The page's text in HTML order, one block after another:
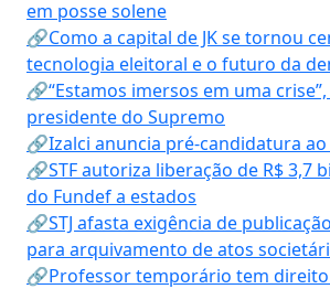
em posse solene
🔗Como a capital de JK se tornou
tecnologia eleitoral e o futuro da
🔗“Estamos imersos em uma
presidente do Supremo
🔗Izalci anuncia pré-candidatura
🔗STF autoriza liberação de R$ 3,7
do Fundef a estados
🔗STJ afasta exigência de
para arquivamento de atos
🔗Professor temporário tem direito